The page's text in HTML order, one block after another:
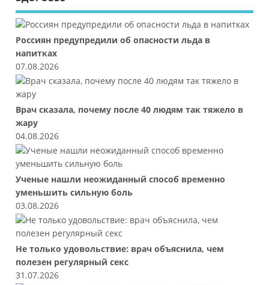
Россиян предупредили об опасности льда в
напитках
07.08.2026
Врач сказала, почему после 40 людям так тяжело в
жару
04.08.2026
Ученые нашли неожиданный способ временно
уменьшить сильную боль
03.08.2026
Не только удовольствие: врач объяснила, чем
полезен регулярный секс
31.07.2026